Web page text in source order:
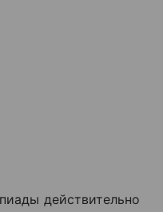
действительно